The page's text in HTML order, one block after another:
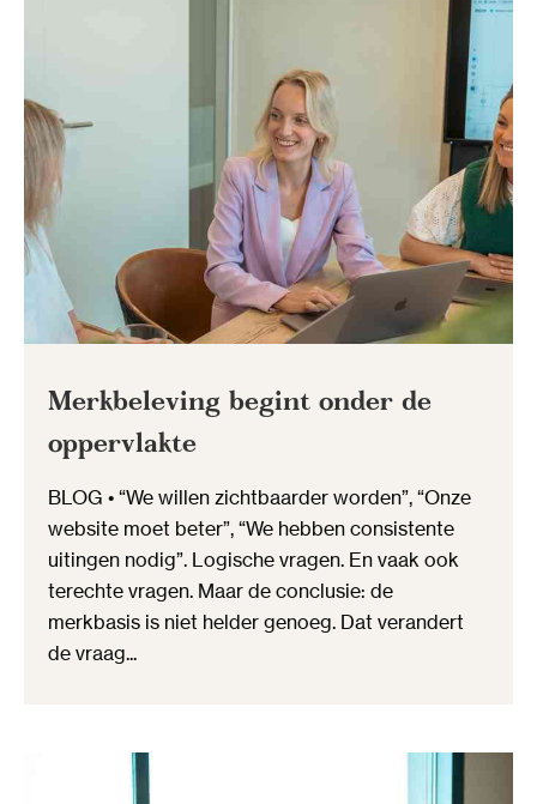
Merkbeleving begint onder de
oppervlakte
BLOG • “We willen zichtbaarder worden”, “Onze
website moet beter”, “We hebben consistente
uitingen nodig”. Logische vragen. En vaak ook
terechte vragen. Maar de conclusie: de
merkbasis is niet helder genoeg. Dat verandert
de vraag...